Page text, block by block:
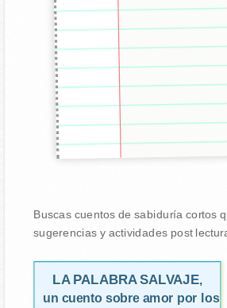
Buscas cuentos de sabiduría cortos
sugerencias y actividades post
LA PALABRA SALVAJE,
un cuento sobre amor por los